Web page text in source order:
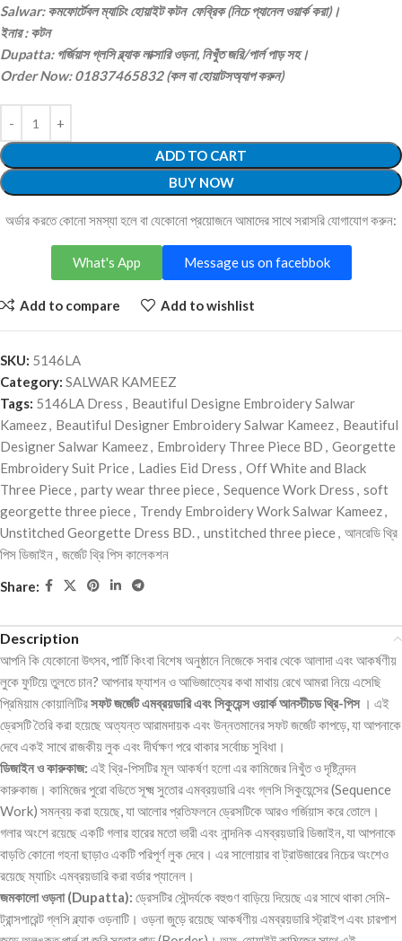
Salwar: কমফোর্টেবল ম্যাচিং হোয়াইট কটন ফেব্রিক (নিচে প্যানেল ওয়ার্ক করা)।
ইনার : কটন
Dupatta: গর্জিয়াস গ্লসি ব্ল্যাক লাক্সারি ওড়না, নিখুঁত জরি/পার্ল পাড় সহ।
Order Now: 01837465832 (কল বা হোয়াটসঅ্যাপ করুন)
ADD TO CART
BUY NOW
অর্ডার করতে কোনো সমস্যা হলে বা যেকোনো প্রয়োজনে আমাদের সাথে সরাসরি যোগাযোগ করুন:
Message us on facebbok
What's App
Add to compare Add to wishlist
SKU: 5146LA
Category: SALWAR KAMEEZ
Tags: 5146LA Dress , Beautiful Designe Embroidery Salwar
Kameez, Beautiful Designer Embroidery Salwar Kameez, Beautiful
Designer Salwar Kameez, Embroidery Three Piece BD , Georgette
Embroidery Suit Price, Ladies Eid Dress , Off White and Black
Three Piece, party wear three piece, Sequence Work Dress , soft
georgette three piece, Trendy Embroidery Work Salwar Kameez,
Unstitched Georgette Dress BD., unstitched three piece, আনরেডি থ্রি
পিস ডিজাইন, জর্জেট থ্রি পিস কালেকশন
Share:
Description
আপনি কি যেকোনো উৎসব, পার্টি কিংবা বিশেষ অনুষ্ঠানে নিজেকে সবার থেকে আলাদা এবং আকর্ষণীয়
লুকে ফুটিয়ে তুলতে চান? আপনার ফ্যাশন ও আভিজাত্যের কথা মাথায় রেখে আমরা নিয়ে এসেছি
প্রিমিয়াম কোয়ালিটিরসফট জর্জেট এমব্রয়ডারি এবং সিকুয়েন্স ওয়ার্ক আনস্টীচড থ্রি-পিস । এই
ড্রেসটি তৈরি করা হয়েছে অত্যন্ত আরামদায়ক এবং উন্নতমানের সফট জর্জেট কাপড়ে, যা আপনাকে
দেবে একই সাথে রাজকীয় লুক এবং দীর্ঘক্ষণ পরে থাকার সর্বোচ্চ সুবিধা।
ডিজাইন ও কারুকাজ: এই থ্রি-পিসটির মূল আকর্ষণ হলো এর কামিজের নিখুঁত ও দৃষ্টিনন্দন
কারুকাজ। কামিজের পুরো বডিতে সূক্ষ্ম সুতোর এমব্রয়ডারি এবং গ্লসি সিকুয়েন্সের (Sequence
Work) সমন্বয় করা হয়েছে, যা আলোর প্রতিফলনে ড্রেসটিকে আরও গর্জিয়াস করে তোলে।
গলার অংশে রয়েছে একটি গলার হারের মতো ভারী এবং নান্দনিক এমব্রয়ডারি ডিজাইন, যা আপনাকে
বাড়তি কোনো গহনা ছাড়াও একটি পরিপূর্ণ লুক দেবে। এর সালোয়ার বা ট্রাউজারের নিচের অংশেও
রয়েছে ম্যাচিং এমব্রয়ডারি করা বর্ডার প্যানেল।
জমকালো ওড়না (Dupatta): ড্রেসটির সৌন্দর্যকে বহুগুণ বাড়িয়ে দিয়েছে এর সাথে থাকা সেমি-
ট্রান্সপারেন্ট গ্লসি ব্ল্যাক ওড়নাটি। ওড়না জুড়ে রয়েছে আকর্ষণীয় এমব্রয়ডারি স্ট্রাইপ এবং চারপাশ